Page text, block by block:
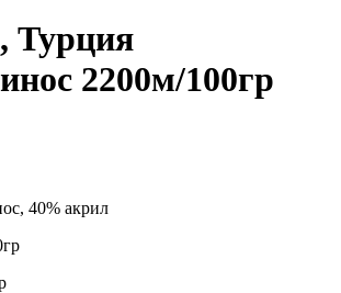
Турция
2200м/100гр
40% акрил